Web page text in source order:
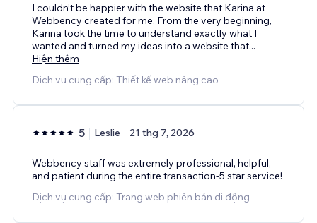
I couldn’t be happier with the website that Karina at
Webbency created for me. From the very beginning,
Karina took the time to understand exactly what I
wanted and turned my ideas into a website that...
Hiện thêm
Dịch vụ cung cấp: Thiết kế web nâng cao
5 Leslie 21 thg 7, 2026
Webbency staff was extremely professional, helpful,
and patient during the entire transaction-5 star service!
Dịch vụ cung cấp: Trang web phiên bản di động